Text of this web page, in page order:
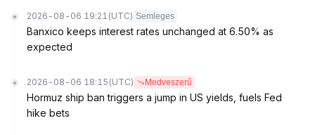
2026-08-06 19:21 (UTC) Semleges
Banxico keeps interest rates unchanged at 6.50% as
expected
2026-08-06 18:15 (UTC) Medveszerű
Hormuz ship ban triggers a jump in US yields, fuels Fed
hike bets